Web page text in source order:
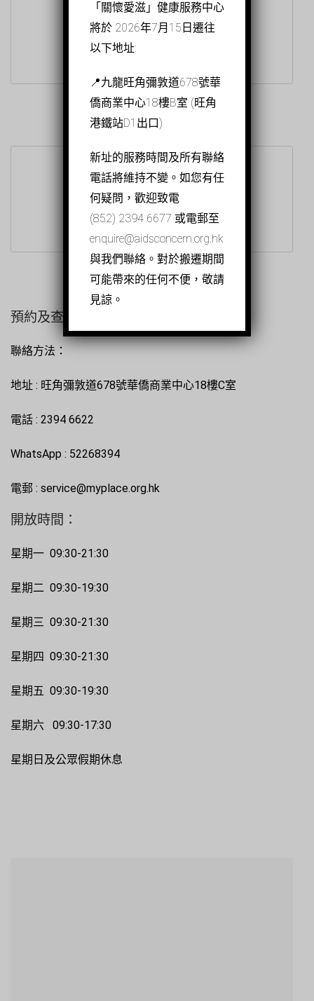
MY LIFE SKILLS HK
提供專業性教育工作坊及性健康相關資訊
MY PLEASURE HK
性健康相關產品售賣服務
預約及查詢：
聯絡方法：
地址 : 旺角彌敦道678號華僑商業中心18樓C室
電話 : 2394 6622
WhatsApp : 52268394
電郵 : service@myplace.org.hk
開放時間：
星期一 09:30-21:30
星期二 09:30-19:30
星期三 09:30-21:30
星期四 09:30-21:30
星期五 09:30-19:30
星期六 09:30-17:30
星期日及公眾假期休息
「關懷愛滋」健康服務中心
將於 2026年7月15日遷往
以下地址:
📍九龍旺角彌敦道678號華
僑商業中心18樓B室 (旺角
港鐵站D1出口)
新址的服務時間及所有聯絡
電話將維持不變。如您有任
何疑問，歡迎致電
(852) 2394 6677 或電郵至
enquire@aidsconcern.org.hk
與我們聯絡。對於搬遷期間
可能帶來的任何不便，敬請
見諒。